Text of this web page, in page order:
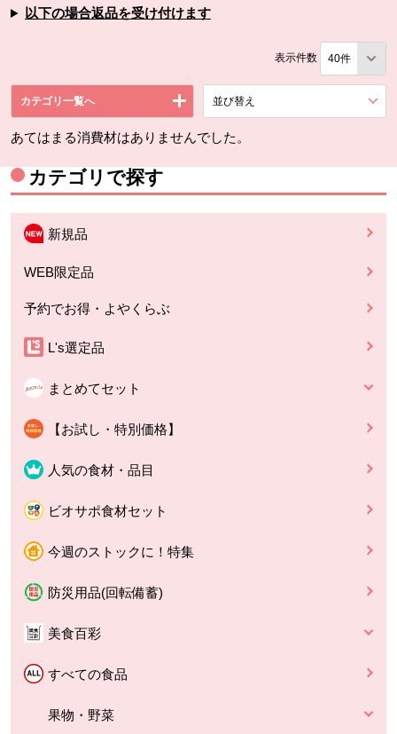
以下の場合返品を受け付けます
表示件数
カテゴリ一覧へ 並び替え
あてはまる消費材はありませんでした。
カテゴリで探す
新規品
WEB限定品
予約でお得・よやくらぶ
L's選定品
まとめてセット
【お試し・特別価格】
人気の食材・品目
ビオサポ食材セット
今週のストックに！特集
防災用品(回転備蓄)
美食百彩
すべての食品
果物・野菜